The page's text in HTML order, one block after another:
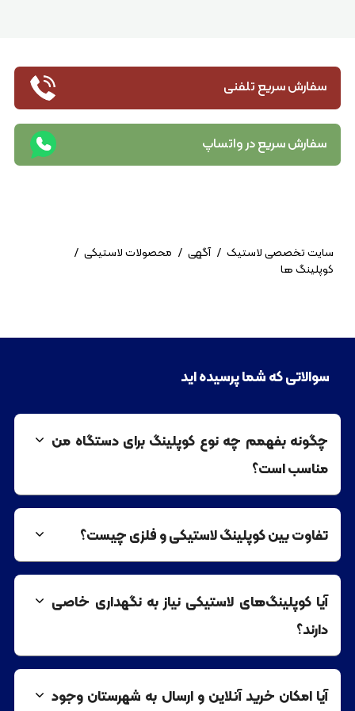
سفارش سریع تلفنی
سفارش سریع در واتساپ
سایت تخصصی لاستیک / آگهی / محصولات لاستیکی /
کوپلینگ ها
سوالاتی که شما پرسیده اید
چگونه بفهمم چه نوع کوپلینگ برای دستگاه من
مناسب است؟
تفاوت بین کوپلینگ لاستیکی و فلزی چیست؟
آیا کوپلینگ‌های لاستیکی نیاز به نگهداری خاصی
دارند؟
آیا امکان خرید آنلاین و ارسال به شهرستان وجود